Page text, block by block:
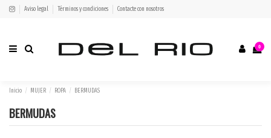
Aviso legal Términos y condiciones Contacte con nosotros
0
Inicio MUJER ROPA BERMUDAS
BERMUDAS